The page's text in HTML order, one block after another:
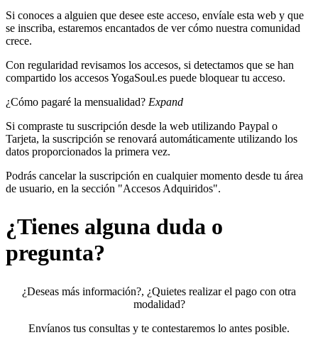
Si conoces a alguien que desee este acceso, envíale esta web y que
se inscriba, estaremos encantados de ver cómo nuestra comunidad
crece.
Con regularidad revisamos los accesos, si detectamos que se han
compartido los accesos YogaSoul.es puede bloquear tu acceso.
¿Cómo pagaré la mensualidad? Expand
Si compraste tu suscripción desde la web utilizando Paypal o
Tarjeta, la suscripción se renovará automáticamente utilizando los
datos proporcionados la primera vez.
Podrás cancelar la suscripción en cualquier momento desde tu área
de usuario, en la sección "Accesos Adquiridos".
¿Tienes alguna duda o
pregunta?
¿Deseas más información?, ¿Quietes realizar el pago con otra
modalidad?
Envíanos tus consultas y te contestaremos lo antes posible.